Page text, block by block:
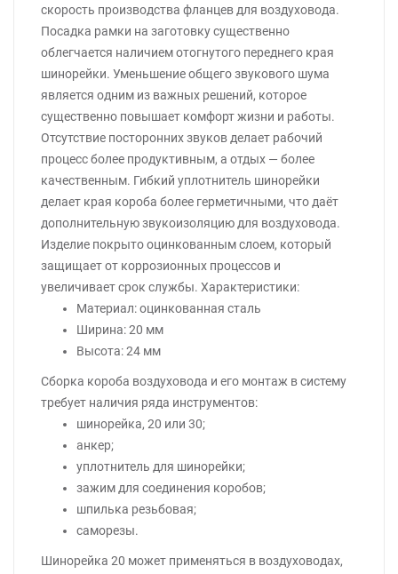
скорость производства фланцев для воздуховода.
Посадка рамки на заготовку существенно
облегчается наличием отогнутого переднего края
шинорейки. Уменьшение общего звукового шума
является одним из важных решений, которое
существенно повышает комфорт жизни и работы.
Отсутствие посторонних звуков делает рабочий
процесс более продуктивным, а отдых — более
качественным. Гибкий уплотнитель шинорейки
делает края короба более герметичными, что даёт
дополнительную звукоизоляцию для воздуховода.
Изделие покрыто оцинкованным слоем, который
защищает от коррозионных процессов и
увеличивает срок службы. Характеристики:
Материал: оцинкованная сталь
Ширина: 20 мм
Высота: 24 мм
Сборка короба воздуховода и его монтаж в систему
требует наличия ряда инструментов:
шинорейка, 20 или 30;
анкер;
уплотнитель для шинорейки;
зажим для соединения коробов;
шпилька резьбовая;
саморезы.
Шинорейка 20 может применяться в воздуховодах,